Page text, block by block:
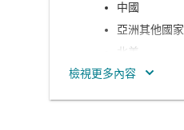
中國
亞洲其他國家
北美
南美洲